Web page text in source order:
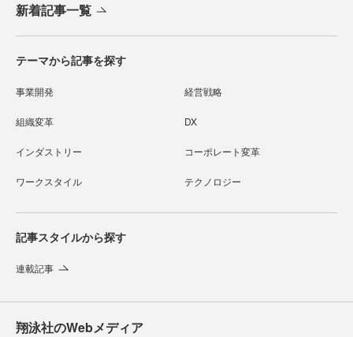
新着記事一覧
テーマから記事を探す
事業開発 経営戦略
組織変革 DX
インダストリー コーポレート変革
ワークスタイル テクノロジー
記事スタイルから探す
連載記事
翔泳社のWebメディア